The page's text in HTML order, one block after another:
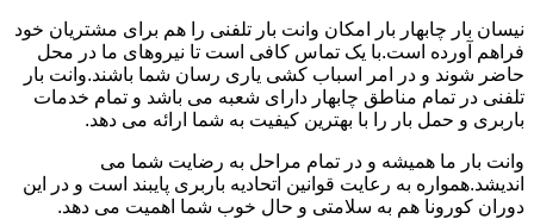
نیسان بار چابهار بار امکان وانت بار تلفنی را هم برای مشتریان خود
فراهم آورده است.با یک تماس کافی است تا نیروهای ما در محل
حاضر شوند و در امر اسباب کشی یاری رسان شما باشند.وانت بار
تلفنی در تمام مناطق چابهار دارای شعبه می باشد و تمام خدمات
باربری و حمل بار را با بهترین کیفیت به شما ارائه می دهد.
وانت بار ما همیشه و در تمام مراحل به رضایت شما می
اندیشد.همواره به رعایت قوانین اتحادیه باربری پایبند است و در این
دوران کورونا هم به سلامتی و حال خوب شما اهمیت می دهد.